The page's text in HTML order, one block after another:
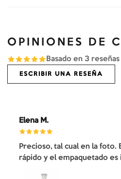
OPINIONES DE
Basado en 3 reseñas
ESCRIBIR UNA RESEÑA
Elena M.
Precioso, tal cual en la foto.
rápido y el empaquetado es